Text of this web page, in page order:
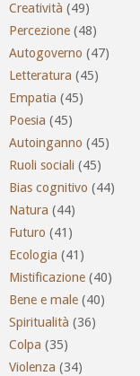
Creatività (49)
Percezione (48)
Autogoverno (47)
Letteratura (45)
Empatia (45)
Poesia (45)
Autoinganno (45)
Ruoli sociali (45)
Bias cognitivo (44)
Natura (44)
Futuro (41)
Ecologia (41)
Mistificazione (40)
Bene e male (40)
Spiritualità (36)
Colpa (35)
Violenza (34)